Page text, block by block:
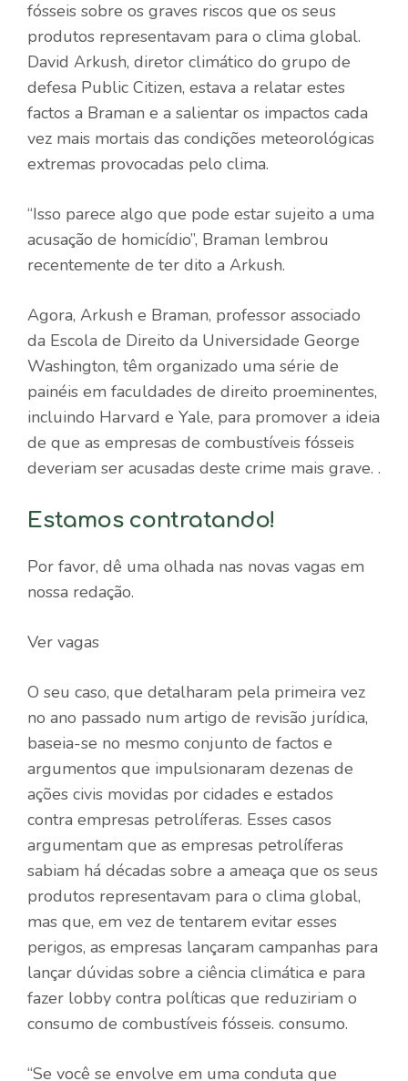
fósseis sobre os graves riscos que os seus
produtos representavam para o clima global.
David Arkush, diretor climático do grupo de
defesa Public Citizen, estava a relatar estes
factos a Braman e a salientar os impactos cada
vez mais mortais das condições meteorológicas
extremas provocadas pelo clima.
“Isso parece algo que pode estar sujeito a uma
acusação de homicídio”, Braman lembrou
recentemente de ter dito a Arkush.
Agora, Arkush e Braman, professor associado
da Escola de Direito da Universidade George
Washington, têm organizado uma série de
painéis em faculdades de direito proeminentes,
incluindo Harvard e Yale, para promover a ideia
de que as empresas de combustíveis fósseis
deveriam ser acusadas deste crime mais grave. .
Estamos contratando!
Por favor, dê uma olhada nas novas vagas em
nossa redação.
Ver vagas
O seu caso, que detalharam pela primeira vez
no ano passado num artigo de revisão jurídica,
baseia-se no mesmo conjunto de factos e
argumentos que impulsionaram dezenas de
ações civis movidas por cidades e estados
contra empresas petrolíferas. Esses casos
argumentam que as empresas petrolíferas
sabiam há décadas sobre a ameaça que os seus
produtos representavam para o clima global,
mas que, em vez de tentarem evitar esses
perigos, as empresas lançaram campanhas para
lançar dúvidas sobre a ciência climática e para
fazer lobby contra políticas que reduziriam o
consumo de combustíveis fósseis. consumo.
“Se você se envolve em uma conduta que